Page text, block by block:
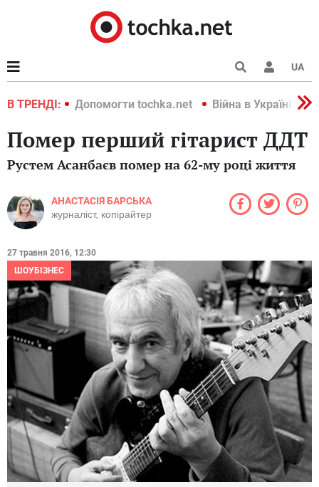
UA
В ТРЕНДІ:
2022 Допомогти tochka.net Війна в Україні 2022
Помер перший гітарист ДДТ
Рустем Асанбаєв помер на 62-му році життя
АНАСТАСІЯ БАРСЬКА
журналіст, копірайтер
27 травня 2016, 12:30
ШОУБІЗНЕС